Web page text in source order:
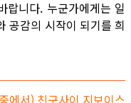
랍니다. 누군가에게는 일
공감의 시작이 되기를 희
에서) 친구사이 지보이스